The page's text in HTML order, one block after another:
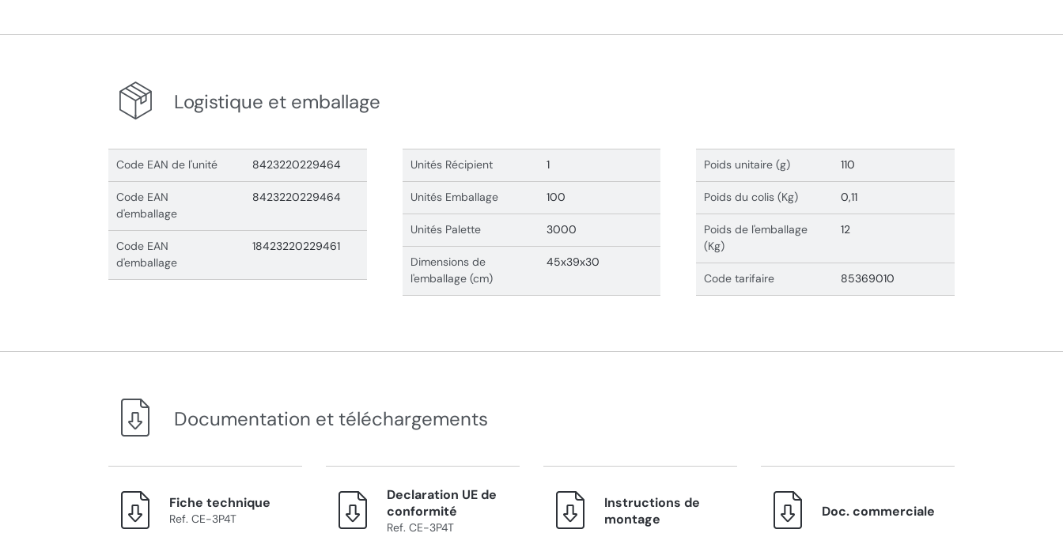
Logistique et emballage
Code EAN de l'unité 8423220229464
Code EAN
d'emballage
8423220229464
Code EAN
d'emballage
18423220229461
Unités Récipient 1
Unités Emballage 100
Unités Palette 3000
Dimensions de
l'emballage (cm)
45x39x30
Poids unitaire (g) 110
Poids du colis (Kg) 0,11
Poids de l'emballage
(Kg)
12
Code tarifaire 85369010
Documentation et téléchargements
Fiche technique
Ref. CE-3P4T
Declaration UE de
conformité
Ref. CE-3P4T
Instructions de
montage
Doc. commerciale